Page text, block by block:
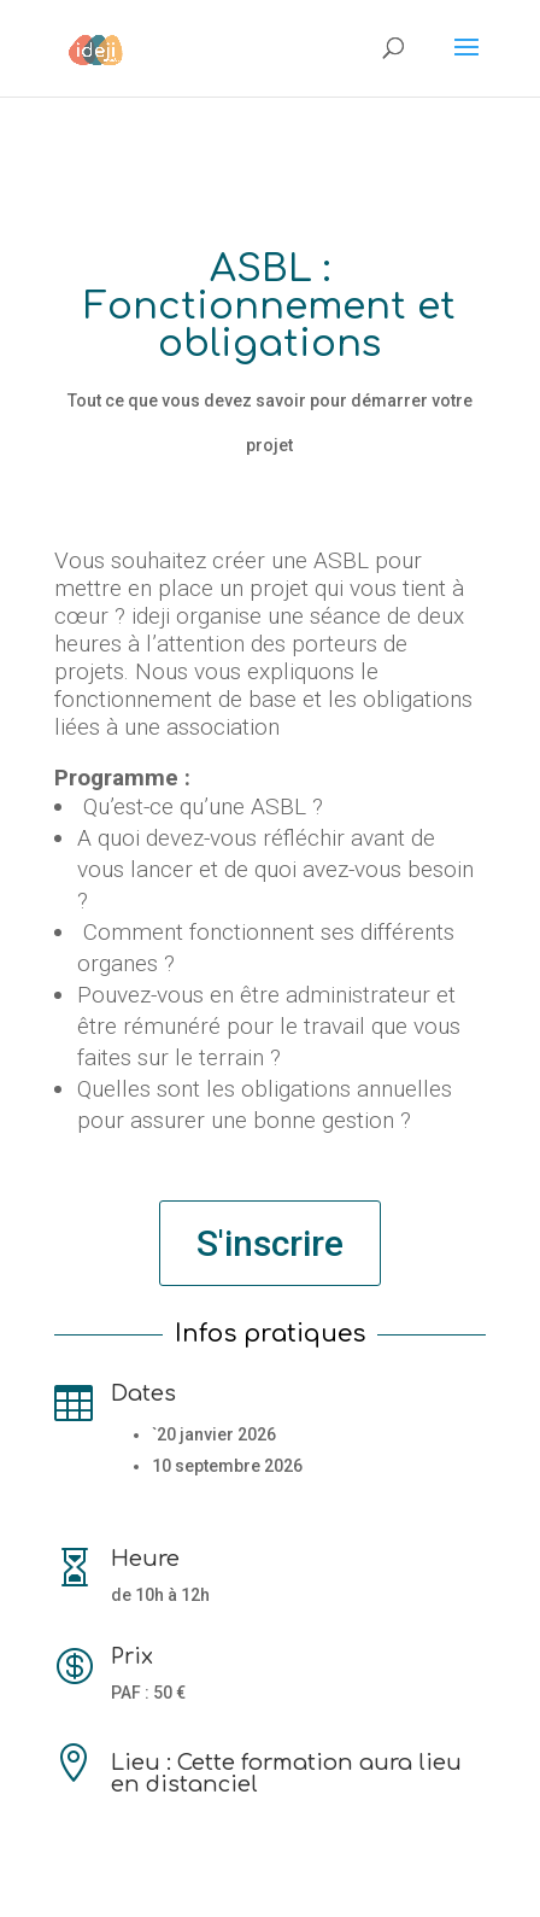
ASBL :
Fonctionnement et
obligations
Tout ce que vous devez savoir pour démarrer votre
projet
Vous souhaitez créer une ASBL pour
mettre en place un projet qui vous tient à
cœur ? ideji organise une séance de deux
heures à l’attention des porteurs de
projets. Nous vous expliquons le
fonctionnement de base et les obligations
liées à une association
Programme :
Qu’est-ce qu’une ASBL ?
A quoi devez-vous réfléchir avant de
vous lancer et de quoi avez-vous besoin
?
Comment fonctionnent ses différents
organes ?
Pouvez-vous en être administrateur et
être rémunéré pour le travail que vous
faites sur le terrain ?
Quelles sont les obligations annuelles
pour assurer une bonne gestion ?
S'inscrire
Infos pratiques
 Dates
`20 janvier 2026
10 septembre 2026
 Heure
de 10h à 12h
 Prix
PAF : 50 €

Lieu : Cette formation aura lieu
en distanciel